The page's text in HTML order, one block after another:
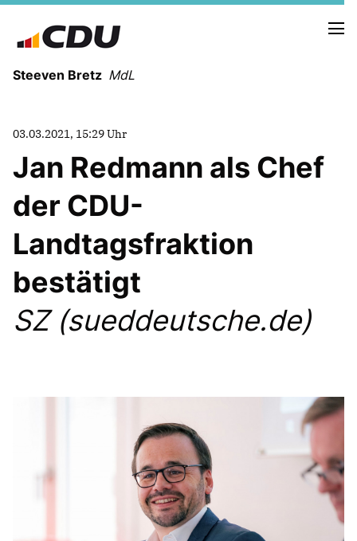
Steeven Bretz MdL
PRESSEFOTOS
MEIN BÜRGERBÜRO
MEIN WAHLKREIS
ZIELE
CDU Deutschland
CDU Fraktion im Brandenburger Landtag
CDU Brandenburg
CDU Potsdam
03.03.2021, 15:29 Uhr
Jan Redmann als Chef
der CDU-
Landtagsfraktion
bestätigt
SZ (sueddeutsche.de)